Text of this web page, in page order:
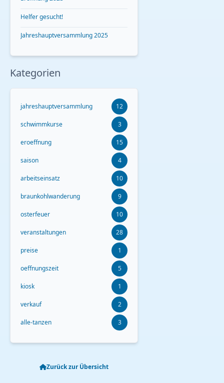
Helfer gesucht!
Jahreshauptversammlung 2025
Kategorien
jahreshauptversammlung 12
schwimmkurse 3
eroeffnung 15
saison 4
arbeitseinsatz 10
braunkohlwanderung 9
osterfeuer 10
veranstaltungen 28
preise 1
oeffnungszeit 5
kiosk 1
verkauf 2
alle-tanzen 3
Zurück zur Übersicht